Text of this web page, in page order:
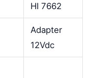
HI 7662
Adapter
12Vdc